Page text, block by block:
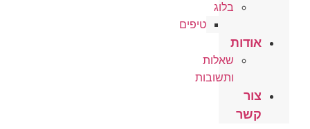
בלוג
טיפים
אודות
שאלות
ותשובות
צור
קשר